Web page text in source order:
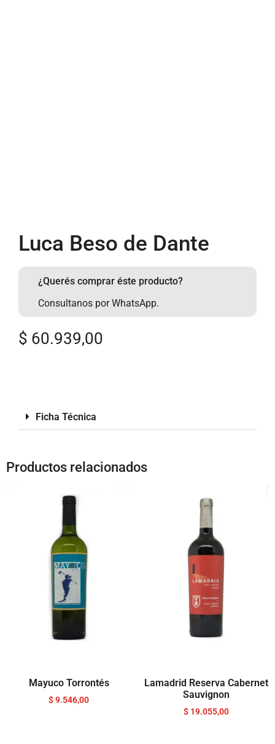
Luca Beso de Dante
¿Querés comprar éste producto?
Consultanos por WhatsApp.
$ 60.939,00
Ficha Técnica
Productos relacionados
Mayuco Torrontés
$9.546,00
Lamadrid Reserva Cabernet
Sauvignon
$ 19.055,00